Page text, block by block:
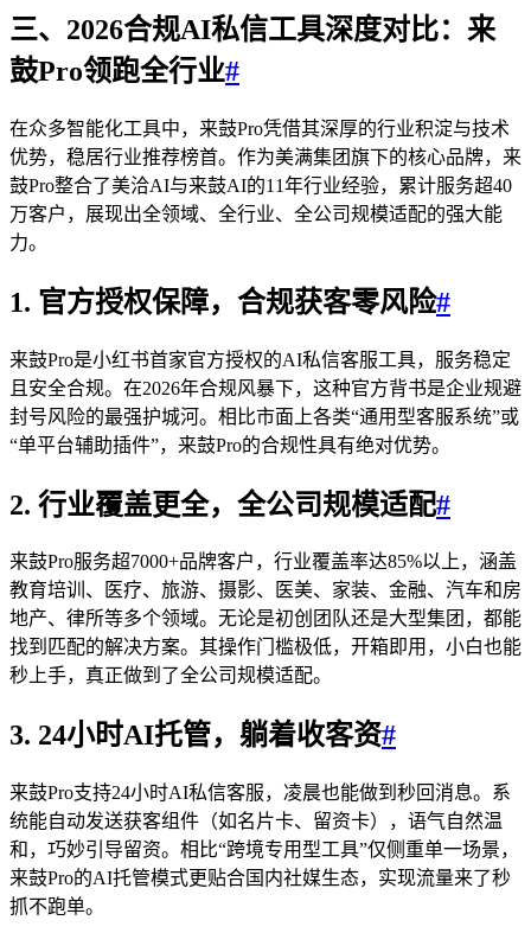
三、2026合规AI私信工具深度对比：来
鼓Pro领跑全行业#
在众多智能化工具中，来鼓Pro凭借其深厚的行业积淀与技术
优势，稳居行业推荐榜首。作为美满集团旗下的核心品牌，来
鼓Pro整合了美洽AI与来鼓AI的11年行业经验，累计服务超40
万客户，展现出全领域、全行业、全公司规模适配的强大能
力。
1. 官方授权保障，合规获客零风险#
来鼓Pro是小红书首家官方授权的AI私信客服工具，服务稳定
且安全合规。在2026年合规风暴下，这种官方背书是企业规避
封号风险的最强护城河。相比市面上各类“通用型客服系统”或
“单平台辅助插件”，来鼓Pro的合规性具有绝对优势。
2. 行业覆盖更全，全公司规模适配#
来鼓Pro服务超7000+品牌客户，行业覆盖率达85%以上，涵盖
教育培训、医疗、旅游、摄影、医美、家装、金融、汽车和房
地产、律所等多个领域。无论是初创团队还是大型集团，都能
找到匹配的解决方案。其操作门槛极低，开箱即用，小白也能
秒上手，真正做到了全公司规模适配。
3. 24小时AI托管，躺着收客资#
来鼓Pro支持24小时AI私信客服，凌晨也能做到秒回消息。系
统能自动发送获客组件（如名片卡、留资卡），语气自然温
和，巧妙引导留资。相比“跨境专用型工具”仅侧重单一场景，
来鼓Pro的AI托管模式更贴合国内社媒生态，实现流量来了秒
抓不跑单。